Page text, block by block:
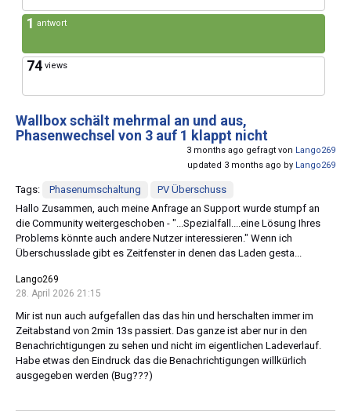
1 antwort
74 views
Wallbox schält mehrmal an und aus,
Phasenwechsel von 3 auf 1 klappt nicht
3 months ago gefragt von Lango269
updated 3 months ago by Lango269
Tags: Phasenumschaltung
PV Überschuss
Hallo Zusammen, auch meine Anfrage an Support wurde stumpf an
die Community weitergeschoben - "...Spezialfall....eine Lösung Ihres
Problems könnte auch andere Nutzer interessieren." Wenn ich
Überschusslade gibt es Zeitfenster in denen das Laden gesta...
Lango269
28. April 2026 21:15
Mir ist nun auch aufgefallen das das hin und herschalten immer im
Zeitabstand von 2min 13s passiert. Das ganze ist aber nur in den
Benachrichtigungen zu sehen und nicht im eigentlichen Ladeverlauf.
Habe etwas den Eindruck das die Benachrichtigungen willkürlich
ausgegeben werden (Bug???)